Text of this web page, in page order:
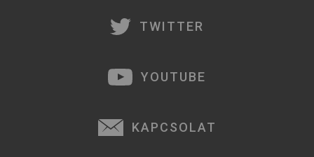
TWITTER
YOUTUBE
KAPCSOLAT